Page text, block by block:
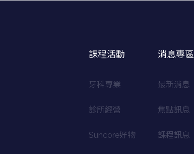
課程活動
牙科專業
診所經營
Suncore好物
消息專區
最新消息
焦點訊息
課程訊息